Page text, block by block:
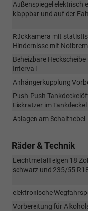
Außenspiegel elektrisch
klappbar und auf der
Rückkamera mit
Hindernisse mit
Beheizbare
Intervall
Anhängerkupplung
Push-Push
Eiskratzer im Tankdeckel
Ablagen am Schalthebel
Räder & Technik
Leichtmetallfelgen 18
schwarz und 235/55
elektronische
Vorbereitung für